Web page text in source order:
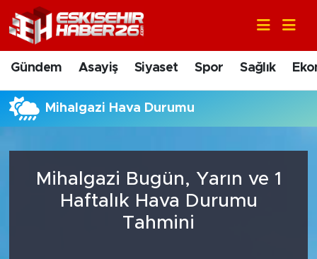
Gündem Asayiş Siyaset Spor Sağlık
Mihalgazi Hava Durumu
Mihalgazi Bugün, Yarın ve 1
Haftalık Hava Durumu
Tahmini
Gündem
Asayiş
Siyaset
Sağlık
Nöbetçi Eczaneler
Hava Durumu
Trafik Durumu
Tüm Manşetler